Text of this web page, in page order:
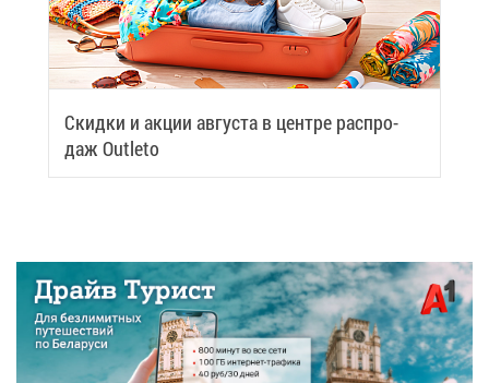
Скид­ки и ак­ции ав­гу­ста в цен­тре рас­про­
даж Outleto